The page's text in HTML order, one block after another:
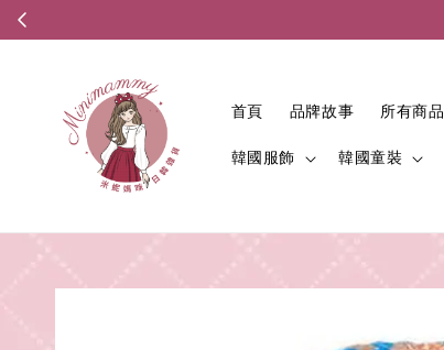
首頁 品牌故事 所有商品
韓國服飾
韓國童裝